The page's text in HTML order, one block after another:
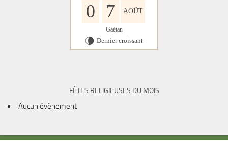
0 7 AOÛT
Gaétan
V Dernier croissant
FÊTES RELIGIEUSES DU MOIS
Aucun évènement